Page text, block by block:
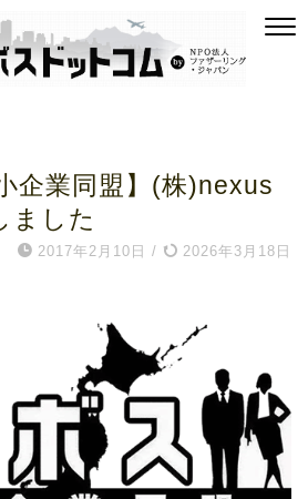
企業同盟】(株)nexus
ました
2017年2月10日 / 2026年3月18日